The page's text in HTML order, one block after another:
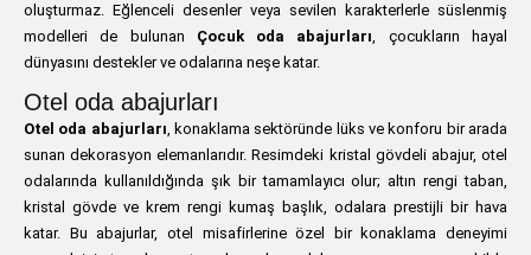
oluşturmaz. Eğlenceli desenler veya sevilen karakterlerle süslenmiş
modelleri de bulunan Çocuk oda abajurları, çocukların hayal
dünyasını destekler ve odalarına neşe katar.
Otel oda abajurları
Otel oda abajurları, konaklama sektöründe lüks ve konforu bir arada
sunan dekorasyon elemanlarıdır. Resimdeki kristal gövdeli abajur, otel
odalarında kullanıldığında şık bir tamamlayıcı olur; altın rengi taban,
kristal gövde ve krem rengi kumaş başlık, odalara prestijli bir hava
katar. Bu abajurlar, otel misafirlerine özel bir konaklama deneyimi